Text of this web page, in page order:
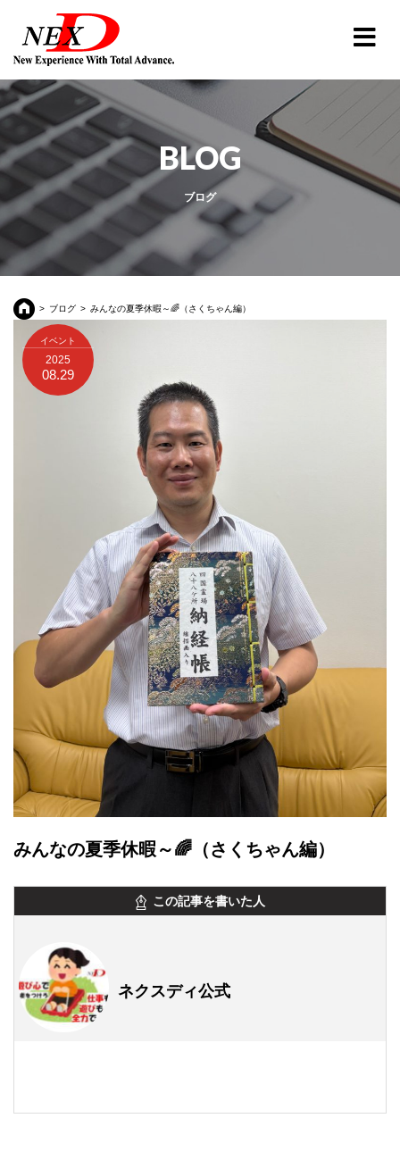
BLOG
ブログ
ブログ みんなの夏季休暇～🌈（さくちゃん編）
イベント
2025
08.29
みんなの夏季休暇～🌈（さくちゃん編）
この記事を書いた人
ネクスディ公式